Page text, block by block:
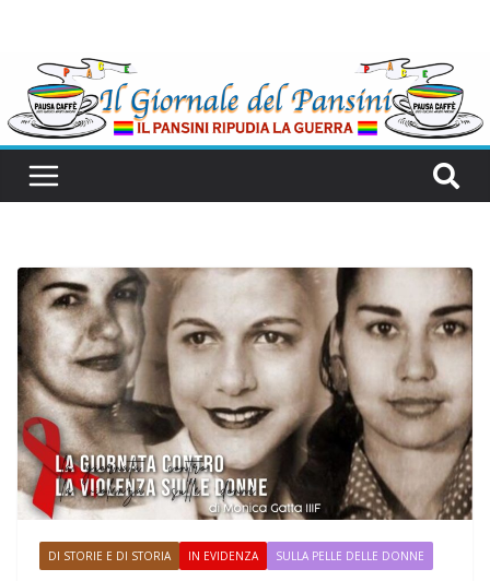
DI STORIE E DI STORIA IN EVIDENZA SULLA PELLE DELLE DONNE